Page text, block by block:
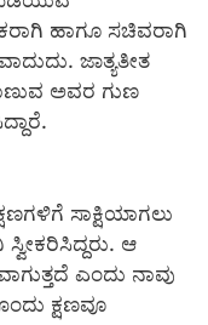
ಹಾಗೂ ಸಚಿವರಾಗಿ
ಜಾತ್ಯತೀತ
ಅವರ ಗುಣ
ಸಾಕ್ಷಿಯಾಗಲು
ಆ
ಎಂದು ನಾವು
ಕ್ಷಣವೂ